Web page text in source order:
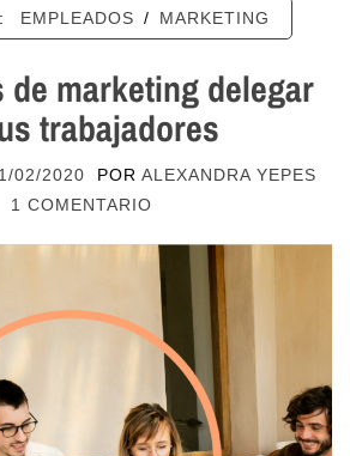
EMPLEADOS / MARKETING
de marketing delegar
trabajadores
02/2020 POR ALEXANDRA YEPES
1 COMENTARIO